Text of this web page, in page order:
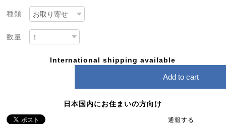
種類
数量
International shipping available
Add to cart
日本国内にお住まいの方向け
通報する